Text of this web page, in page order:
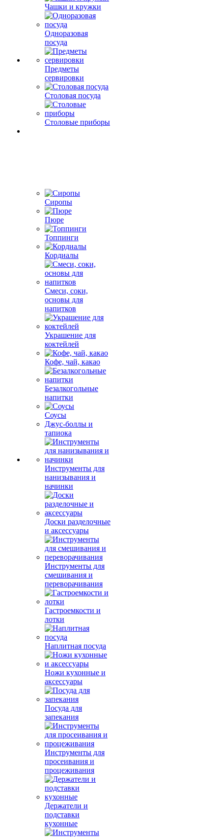
Чашки и кружки
Одноразовая
посуда
Предметы
сервировки
Столовая посуда
Столовые приборы
Сиропы
Пюре
Топпинги
Кордиалы
Смеси, соки,
основы для
напитков
Украшение для
коктейлей
Кофе, чай, какао
Безалкогольные
напитки
Соусы
Джус-боллы и
тапиока
Инструменты для
нанизывания и
начинки
Доски разделочные
и аксессуары
Инструменты для
смешивания и
переворачивания
Гастроемкости и
лотки
Наплитная посуда
Ножи кухонные и
аксессуары
Посуда для
запекания
Инструменты для
просеивания и
процеживания
Держатели и
подставки
кухонные